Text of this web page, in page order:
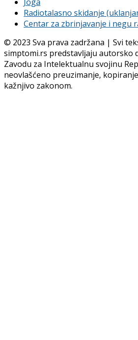
Radiotalasno skidanje
Centar za zbrinjavanje i negu
© 2023 Sva prava zadržana | Svi
simptomi.rs predstavljaju autorsko
Zavodu za Intelektualnu svojinu
neovlašćeno preuzimanje,
kažnjivo zakonom.